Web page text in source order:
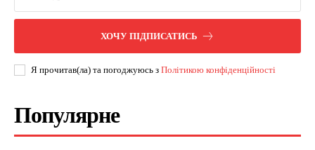
ХОЧУ ПІДПИСАТИСЬ
Я прочитав(ла) та погоджуюсь з Політикою конфіденційності
Популярне